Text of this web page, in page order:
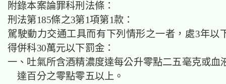
附錄本案論罪科刑法條：
刑法第185條之3第1項第1款：
駕駛動力交通工具而有下列情形之一者，處3年以
得併科30萬元以下罰金：
一、吐氣所含酒精濃度達每公升零點二五毫克或血
達百分之零點零五以上。